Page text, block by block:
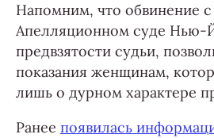
Напомним, что обвинение
Апелляционном суде Нью-
предвзятости судьи,
показания женщинам,
лишь о дурном характере
Ранее появилась